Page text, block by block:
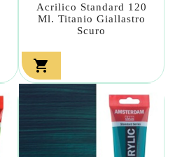
Acrilico Standard 120
Ml. Titanio Giallastro
Scuro
